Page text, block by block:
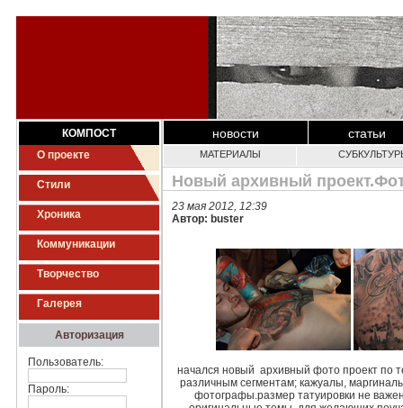
КОМПОСТ
О проекте
Стили
Хроника
Коммуникации
Творчество
Галерея
Авторизация
Пользователь:
Пароль:
новости статьи
МАТЕРИАЛЫ
Новый архивный
23 мая 2012, 12:39
Автор: buster
начался новый архивный фото проект по
различным сегментам; кажуалы,
фотографы.размер татуировки не